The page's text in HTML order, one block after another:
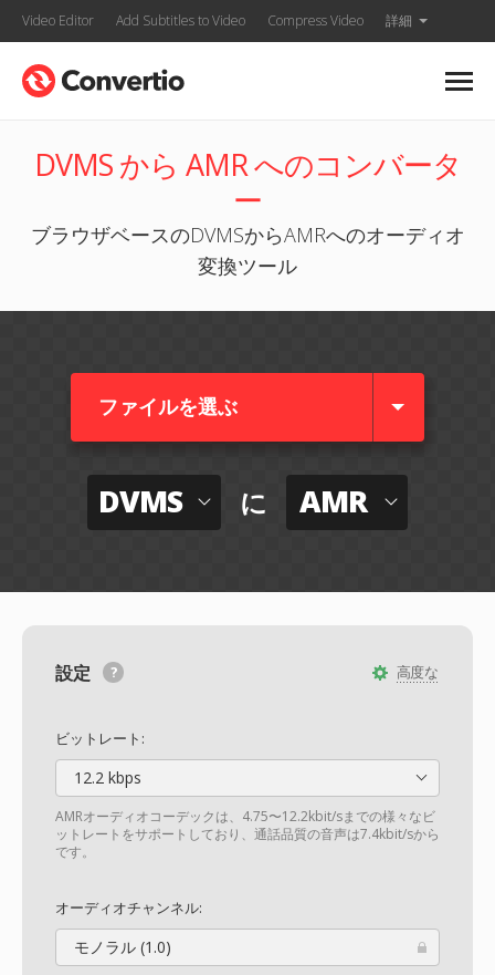
Video Editor Add Subtitles to Video Compress Video 詳細
DVMS から AMR へのコンバータ
ー
ブラウザベースのDVMSからAMRへのオーディオ
変換ツール
ファイルを選ぶ
DVMS に AMR
高度な
設定
ビットレート:
12.2 kbps
AMRオーディオコーデックは、4.75〜12.2kbit/sまでの様々なビ
ットレートをサポートしており、通話品質の音声は7.4kbit/sから
です。
オーディオチャンネル:
モノラル (1.0)